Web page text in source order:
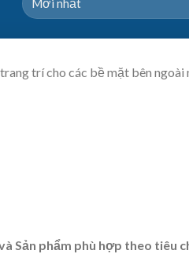
trí cho các bề mặt bên ngoài
Sản phẩm phù hợp theo tiêu